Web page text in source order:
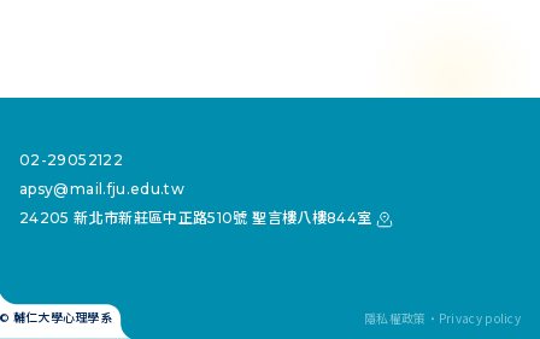
02-29052122
apsy@mail.fju.edu.tw
24205 新北市新莊區中正路510號 聖言樓八樓844室
© 輔仁大學心理學系 隱私權政策・Privacy policy